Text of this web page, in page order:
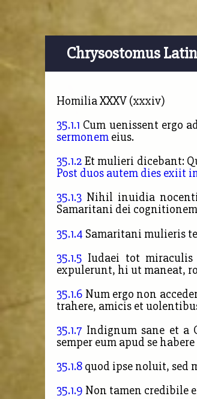
Chrysostomus
Homilia XXXV (xxxiv)
35.1.1 Cum uenissent ergo
sermonem eius.
35.1.2 Et mulieri dicebant:
Post duos autem dies exiit
35.1.3 Nihil inuidia
Samaritani dei
35.1.4 Samaritani mulieris
35.1.5 Iudaei tot
expulerunt, hi ut maneat,
35.1.6 Num ergo non
trahere, amicis et
35.1.7 Indignum sane et a
semper eum apud se
35.1.8 quod ipse noluit, sed
35.1.9 Non tamen credibile